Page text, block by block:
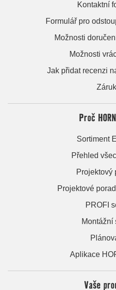
Kontaktní
Formulář pro
Možnosti
Možnosti
Jak přidat recenzi
Proč
Sortiment
Přehled
Projektový
Projektové
PROFI
Montážní
Aplikace
Vaše